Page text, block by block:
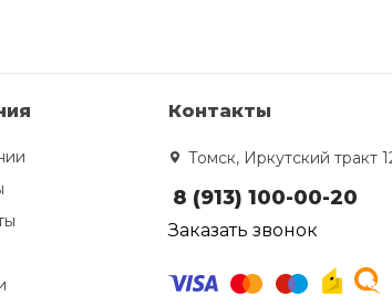
Контакты
Томск, Иркутский тракт
8 (913) 100-00-20
Заказать звонок